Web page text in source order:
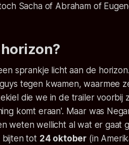
Sacha of Abraham of
sprankje licht aan de
tegen kwamen, waarmee
die we in de trailer voorbij
komt eraan'. Maar was
weten wellicht al wat er gaat
bijten tot 24 oktober (in